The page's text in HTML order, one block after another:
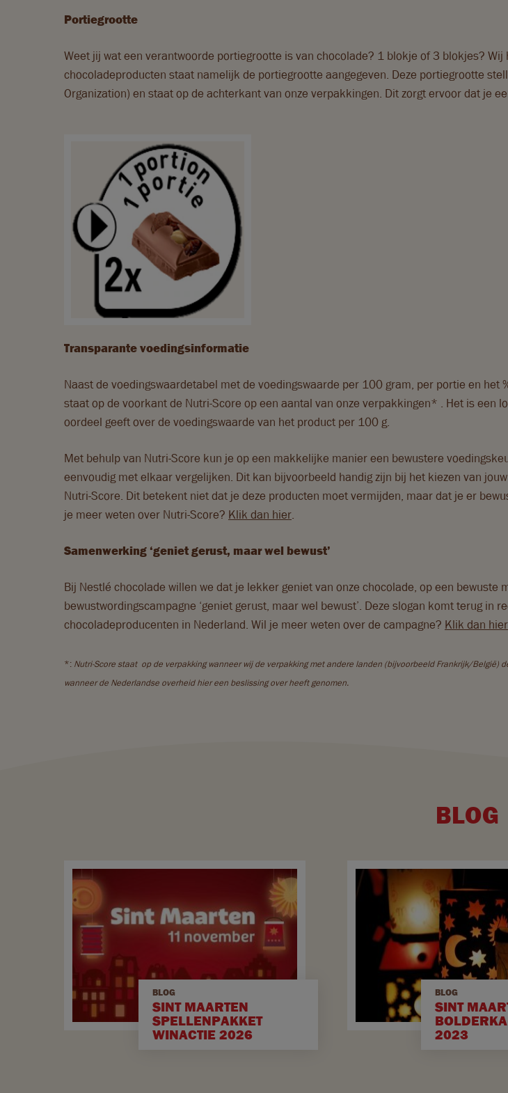
Portiegrootte
Weet jij wat een verantwoorde portiegrootte is van chocolade? 1 blokje of 3 blokjes?
chocoladeproducten staat namelijk de portiegrootte aangegeven. Deze portiegrootte
Organization) en staat op de achterkant van onze verpakkingen. Dit zorgt ervoor dat je
Transparante voedingsinformatie
Naast de voedingswaardetabel met de voedingswaarde per 100 gram, per portie en het
staat op de voorkant de Nutri-Score op een aantal van onze verpakkingen* . Het is een
oordeel geeft over de voedingswaarde van het product per 100 g.
Met behulp van Nutri-Score kun je op een makkelijke manier een bewustere
eenvoudig met elkaar vergelijken. Dit kan bijvoorbeeld handig zijn bij het kiezen van
Nutri-Score. Dit betekent niet dat je deze producten moet vermijden, maar dat je er
je meer weten over Nutri-Score? Klik dan hier.
Samenwerking ‘geniet gerust, maar wel bewust’
Bij Nestlé chocolade willen we dat je lekker geniet van onze chocolade, op een
bewustwordingscampagne ‘geniet gerust, maar wel bewust’. Deze slogan komt terug in
chocoladeproducenten in Nederland. Wil je meer weten over de campagne? Klik dan hier
*: Nutri-Score staat op de verpakking wanneer wij de verpakking met andere landen (bijvoorbeeld Frankrijk/België)
wanneer de Nederlandse overheid hier een beslissing over heeft genomen.
BLOG
BLOG
SINT MAARTEN
SPELLENPAKKET
WINACTIE 2026
BLOG
SINT
2023